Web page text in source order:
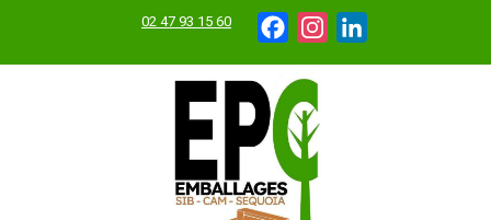
contenu
02 47 93 15 60 FacebookInstagram